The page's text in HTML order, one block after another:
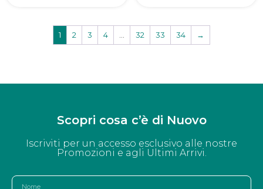
1 2 3 4 32 33 34 →
Scopri cosa c’è di Nuovo
Iscriviti per un accesso esclusivo alle nostre
Promozioni e agli Ultimi Arrivi.